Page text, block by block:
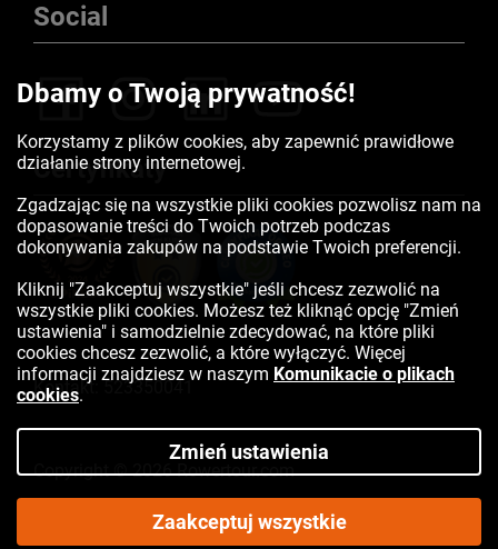
Social
Certyfikaty
Kontakt:523350041
Copyright © 2026 Rowertour.com
Internetowy sklep rowerowy
Dbamy o Twoją prywatność!
Korzystamy z plików cookies, aby zapewnić prawidłowe
działanie strony internetowej.
Zgadzając się na wszystkie pliki cookies pozwolisz nam na
dopasowanie treści do Twoich potrzeb podczas
dokonywania zakupów na podstawie Twoich preferencji.
Kliknij "Zaakceptuj wszystkie" jeśli chcesz zezwolić na
wszystkie pliki cookies. Możesz też kliknąć opcję "Zmień
ustawienia" i samodzielnie zdecydować, na które pliki
cookies chcesz zezwolić, a które wyłączyć. Więcej
informacji znajdziesz w naszym Komunikacie o plikach
cookies.
Zmień ustawienia
Zaakceptuj wszystkie